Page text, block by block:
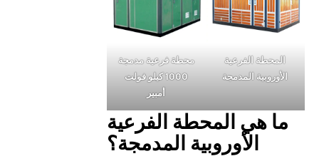
المحطة الفرعية
الأوروبية المدمجة
محطة فرعية مدمجة
1000 كيلو فولت
أمبير
ما هي المحطة الفرعية
الأوروبية المدمجة؟